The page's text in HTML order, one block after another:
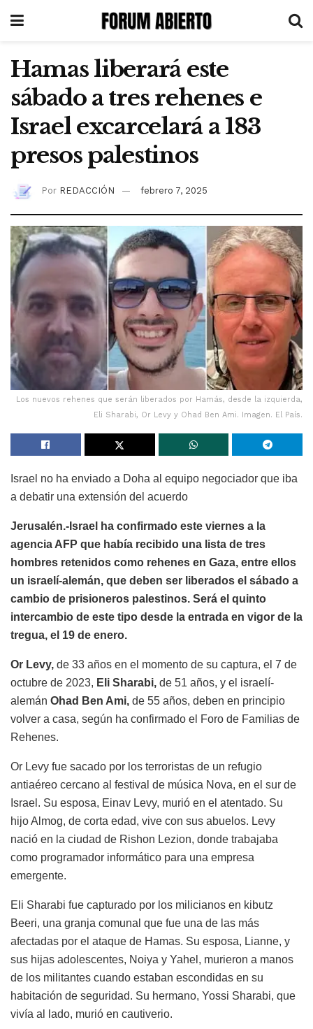
Hamas liberará este
sábado a tres rehenes e
Israel excarcelará a 183
presos palestinos
Por REDACCIÓN febrero 7, 2025
Los nuevos rehenes que serán liberados por Hamás, desde la izquierda,
Eli Sharabi, Or Levy y Ohad Ben Ami. Imagen. El País.
Israel no ha enviado a Doha al equipo negociador que iba
a debatir una extensión del acuerdo
Jerusalén.-Israel ha confirmado este viernes a la
agencia AFP que había recibido una lista de tres
hombres retenidos como rehenes en Gaza, entre ellos
un israelí-alemán, que deben ser liberados el sábado a
cambio de prisioneros palestinos. Será el quinto
intercambio de este tipo desde la entrada en vigor de la
tregua, el 19 de enero.
Or Levy, de 33 años en el momento de su captura, el 7 de
octubre de 2023, Eli Sharabi, de 51 años, y el israelí-
alemán Ohad Ben Ami, de 55 años, deben en principio
volver a casa, según ha confirmado el Foro de Familias de
Rehenes.
Or Levy fue sacado por los terroristas de un refugio
antiaéreo cercano al festival de música Nova, en el sur de
Israel. Su esposa, Einav Levy, murió en el atentado. Su
hijo Almog, de corta edad, vive con sus abuelos. Levy
nació en la ciudad de Rishon Lezion, donde trabajaba
como programador informático para una empresa
emergente.
Eli Sharabi fue capturado por los milicianos en kibutz
Beeri, una granja comunal que fue una de las más
afectadas por el ataque de Hamas. Su esposa, Lianne, y
sus hijas adolescentes, Noiya y Yahel, murieron a manos
de los militantes cuando estaban escondidas en su
habitación de seguridad. Su hermano, Yossi Sharabi, que
vivía al lado, murió en cautiverio.